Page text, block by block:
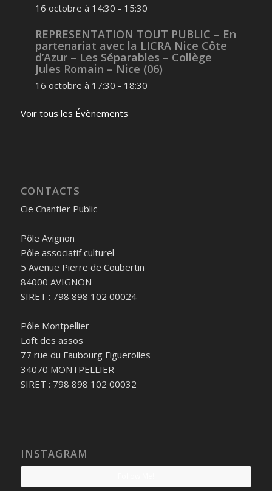
16 octobre à 14:30 - 15:30
REPRESENTATION TOUT PUBLIC – En
partenariat avec la LICRA Nice Côte
d’Azur – Les Séparables – Collège
Jules Romain – Nice (06)
16 octobre à 17:30 - 18:30
Voir tous les Évènements
CONTACTS
Cie Chantier Public
Pôle Avignon
Pôle associatif culturel
5 Avenue Pierre de Coubertin
84000 AVIGNON
SIRET : 798 898 102 00024
Pôle Montpellier
Loft des assos
77 rue du Faubourg Figuerolles
34070 MONTPELLIER
SIRET : 798 898 102 00032
INSTAGRAM